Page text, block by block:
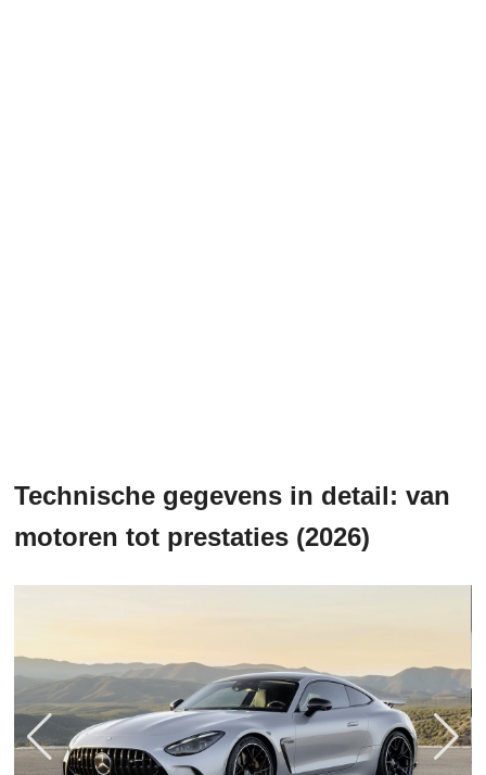
Technische gegevens in detail: van
motoren tot prestaties (2026)